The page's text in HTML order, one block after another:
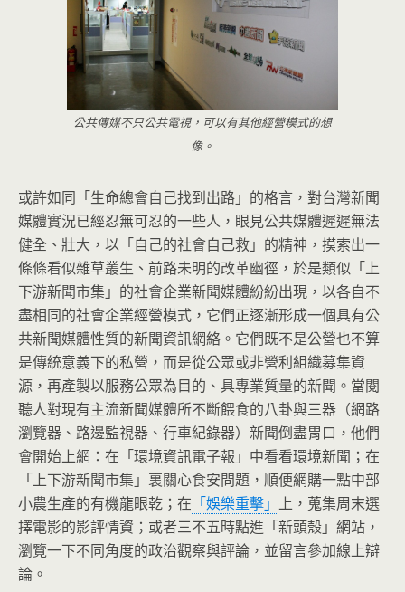
公共傳媒不只公共電視，可以有其他經營模式的想
像。
或許如同「生命總會自己找到出路」的格言，對台灣新聞
媒體實況已經忍無可忍的一些人，眼見公共媒體遲遲無法
健全、壯大，以「自己的社會自己救」的精神，摸索出一
條條看似雜草叢生、前路未明的改革幽徑，於是類似「上
下游新聞市集」的社會企業新聞媒體紛紛出現，以各自不
盡相同的社會企業經營模式，它們正逐漸形成一個具有公
共新聞媒體性質的新聞資訊網絡。它們既不是公營也不算
是傳統意義下的私營，而是從公眾或非營利組織募集資
源，再產製以服務公眾為目的、具專業質量的新聞。當閱
聽人對現有主流新聞媒體所不斷餵食的八卦與三器（網路
瀏覽器、路邊監視器、行車紀錄器）新聞倒盡胃口，他們
會開始上網：在「環境資訊電子報」中看看環境新聞；在
「上下游新聞市集」裏關心食安問題，順便網購一點中部
小農生產的有機龍眼乾；在 「娛樂重擊」 上，蒐集周末選
擇電影的影評情資；或者三不五時點進「新頭殼」網站，
瀏覽一下不同角度的政治觀察與評論，並留言參加線上辯
論。